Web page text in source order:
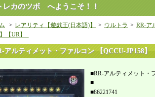
カのツボ へようこそ！！
> レアリティ【遊戯王(日本語)】 > ウルトラ > RR-ア
【UR】_
アルティメット・ファルコン 【QCCU-JP158】
■RR-アルティメット・
■
■86221741